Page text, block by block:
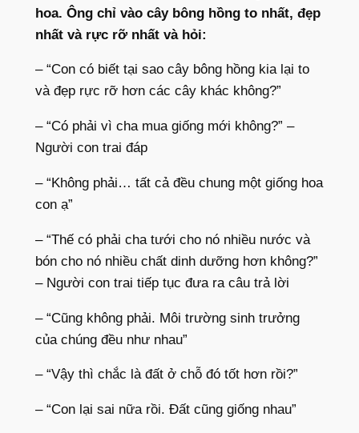
hoa. Ông chỉ vào cây bông hồng to nhất, đẹp
nhất và rực rỡ nhất và hỏi:
– “Con có biết tại sao cây bông hồng kia lại to
và đẹp rực rỡ hơn các cây khác không?”
– “Có phải vì cha mua giống mới không?” –
Người con trai đáp
– “Không phải… tất cả đều chung một giống hoa
con ạ”
– “Thế có phải cha tưới cho nó nhiều nước và
bón cho nó nhiều chất dinh dưỡng hơn không?”
– Người con trai tiếp tục đưa ra câu trả lời
– “Cũng không phải. Môi trường sinh trưởng
của chúng đều như nhau”
– “Vậy thì chắc là đất ở chỗ đó tốt hơn rồi?”
– “Con lại sai nữa rồi. Đất cũng giống nhau”